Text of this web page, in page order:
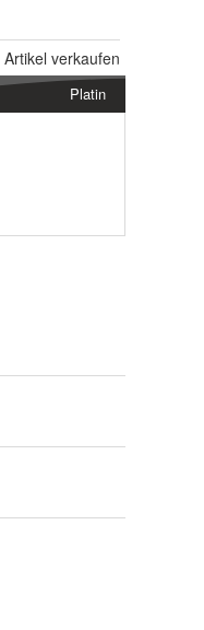
Artikel verkaufen
Platin